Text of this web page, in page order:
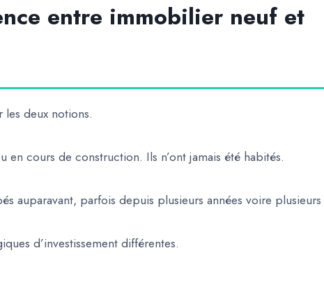
entre immobilier neuf et
deux notions.
en cours de construction. Ils n’ont jamais été habités.
auparavant, parfois depuis plusieurs années voire plusieurs
d’investissement différentes.